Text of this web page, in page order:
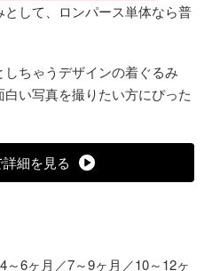
して、ロンパース単体なら普
ちゃうデザインの着ぐるみ
い写真を撮りたい方にぴった
細を見る
6ヶ月／7～9ヶ月／10～12ヶ